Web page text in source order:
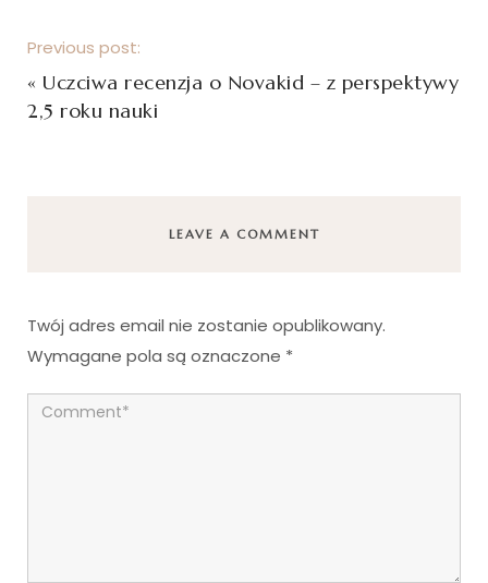
Previous post:
« Uczciwa recenzja o Novakid – z perspektywy
2,5 roku nauki
LEAVE A COMMENT
Twój adres email nie zostanie opublikowany.
Wymagane pola są oznaczone *